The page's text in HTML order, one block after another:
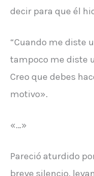
decir para que él
“Cuando me diste
tampoco me diste
Creo que debes
motivo».
«…»
Pareció aturdido
breve silencio,